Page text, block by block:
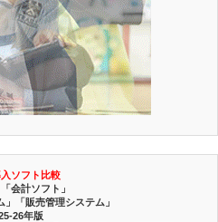
ソフト比較
「会計ソフト」
」「販売管理システム」
26年版